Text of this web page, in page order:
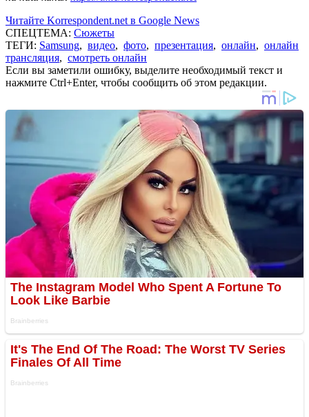
Читайте Korrespondent.net в Google News
СПЕЦТЕМА: Сюжеты
ТЕГИ: Samsung, видео, фото, презентация, онлайн, онлайн
трансляция, смотреть онлайн
Если вы заметили ошибку, выделите необходимый текст и
нажмите Ctrl+Enter, чтобы сообщить об этом редакции.